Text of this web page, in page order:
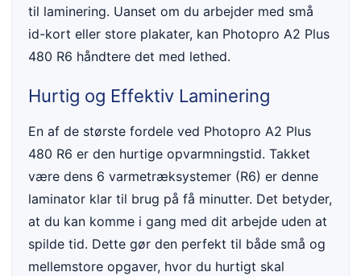
til laminering. Uanset om du arbejder med små
id-kort eller store plakater, kan Photopro A2 Plus
480 R6 håndtere det med lethed.
Hurtig og Effektiv Laminering
En af de største fordele ved Photopro A2 Plus
480 R6 er den hurtige opvarmningstid. Takket
være dens 6 varmetræksystemer (R6) er denne
laminator klar til brug på få minutter. Det betyder,
at du kan komme i gang med dit arbejde uden at
spilde tid. Dette gør den perfekt til både små og
mellemstore opgaver, hvor du hurtigt skal